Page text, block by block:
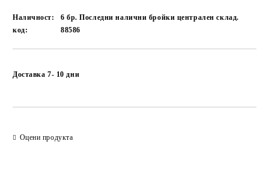
Наличност:
6 бр. Последни налични бройки централен склад.
код:
88586
Доставка 7- 10 дни
Оцени продукта